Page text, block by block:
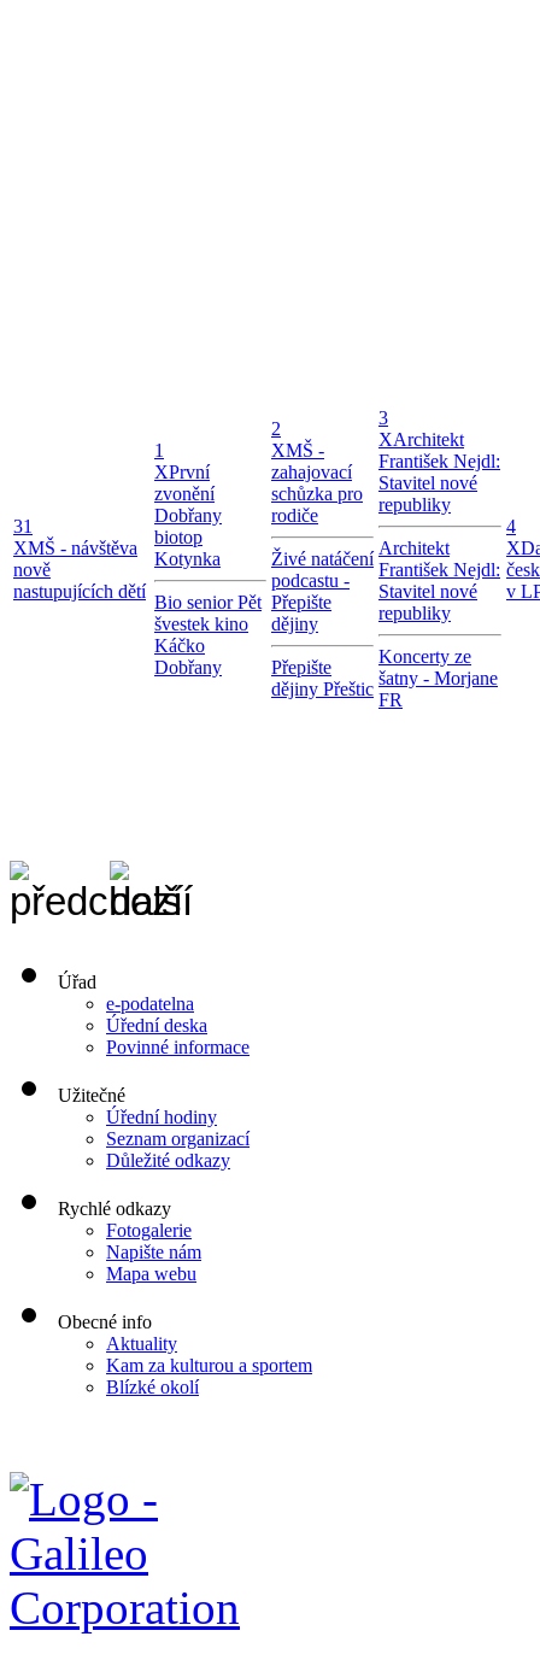
31
XMŠ - návštěva
nově
nastupujících dětí
1
XPrvní
zvonění
Dobřany
biotop
Kotynka
Bio senior Pět
švestek kino
Káčko
Dobřany
2
XMŠ -
zahajovací
schůzka pro
rodiče
Živé natáčení
podcastu -
Přepište
dějiny
Přepište
dějiny Přeštic
3
XArchitekt
František Nejdl:
Stavitel nové
republiky
Architekt
František Nejdl:
Stavitel nové
republiky
Koncerty ze
šatny - Morjane
FR
4
X
v
Úřad
e-podatelna
Úřední deska
Povinné informace
Užitečné
Úřední hodiny
Seznam organizací
Důležité odkazy
Rychlé odkazy
Fotogalerie
Napište nám
Mapa webu
Obecné info
Aktuality
Kam za kulturou a sportem
Blízké okolí